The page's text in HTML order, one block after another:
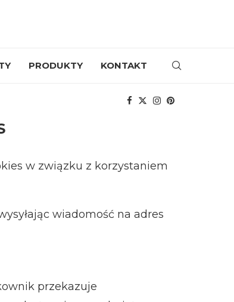
PRODUKTY KONTAKT
w związku z korzystaniem
wiadomość na adres
przekazuje